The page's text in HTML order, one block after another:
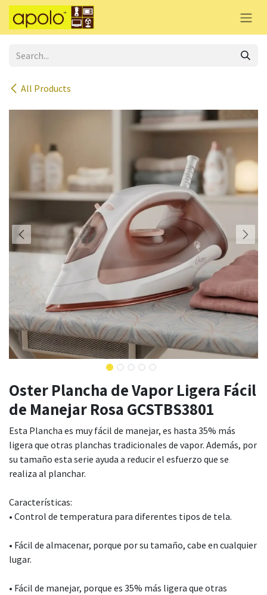
Skip to Content
All Products
Oster Plancha de Vapor Ligera Fácil
de Manejar Rosa GCSTBS3801
Esta Plancha es muy fácil de manejar, es hasta 35% más
ligera que otras planchas tradicionales de vapor. Además, por
su tamaño esta serie ayuda a reducir el esfuerzo que se
realiza al planchar.
Características:
• Control de temperatura para diferentes tipos de tela.
• Fácil de almacenar, porque por su tamaño, cabe en cualquier
lugar.
• Fácil de manejar, porque es 35% más ligera que otras